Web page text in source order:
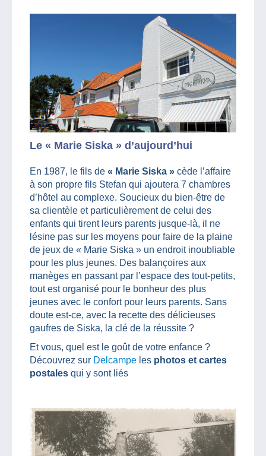
Le « Marie Siska » d’aujourd’hui
En 1987, le fils de « Marie Siska » cède l’affaire
à son propre fils Stefan qui ajoutera 7 chambres
d’hôtel au complexe. Soucieux du bien-être de
sa clientèle et particulièrement de celui des
enfants qui tirent leurs parents jusque-là, il ne
lésine pas sur les moyens pour faire de la plaine
de jeux de « Marie Siska » un endroit inoubliable
pour les plus jeunes. Des balançoires aux
manèges en passant par l’espace des tout-petits,
tout est organisé pour le bonheur des plus
jeunes avec le confort pour leurs parents. Sans
doute est-ce, avec la recette des délicieuses
gaufres de Siska, la clé de la réussite ?
Et vous, quel est le goût de votre enfance ?
Découvrez sur Delcampe les photos et cartes
postales qui y sont liés